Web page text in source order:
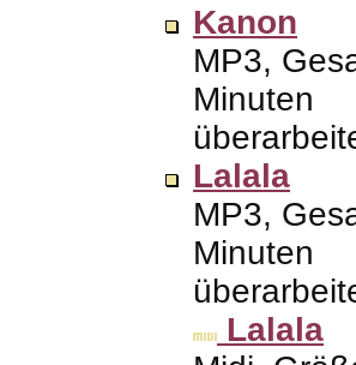
Kanon
MP3,
Minuten
Lalala
MP3,
Minuten
Lalala